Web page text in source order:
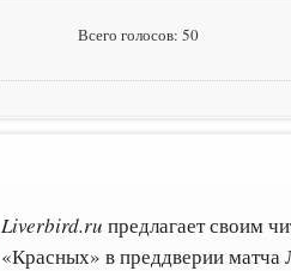
Всего голосов: 50
Liverbird.ru предлагает своим
«Красных» в преддверии